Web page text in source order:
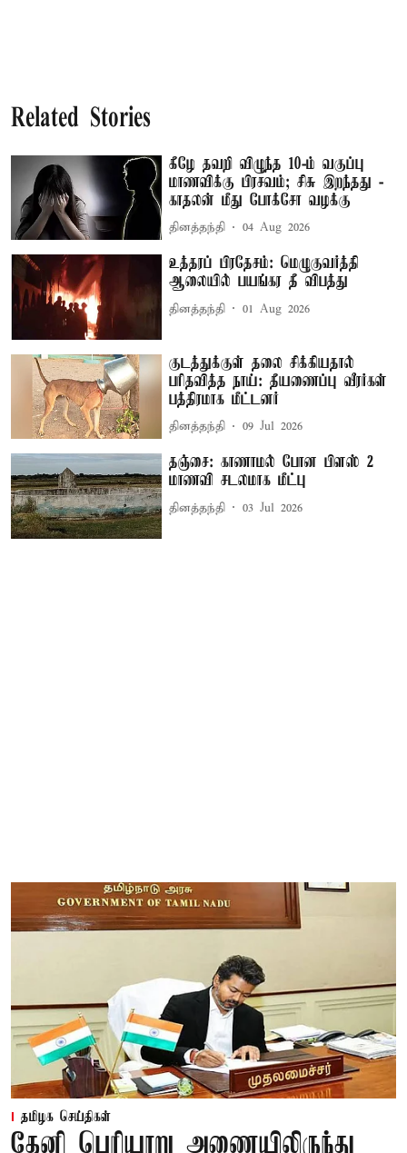
Related Stories
கீழே தவறி விழுந்த 10-ம் வகுப்பு
மாணவிக்கு பிரசவம்; சிசு இறந்தது -
காதலன் மீது போக்சோ வழக்கு
தினத்தந்தி 04 Aug 2026
உத்தரப் பிரதேசம்: மெழுகுவர்த்தி
ஆலையில் பயங்கர தீ விபத்து
தினத்தந்தி 01 Aug 2026
குடத்துக்குள் தலை சிக்கியதால்
பரிதவித்த நாய்: தீயணைப்பு வீரர்கள்
பத்திரமாக மீட்டனர்
தினத்தந்தி 09 Jul 2026
தஞ்சை: காணாமல் போன பிளஸ் 2
மாணவி சடலமாக மீட்பு
தினத்தந்தி 03 Jul 2026
தமிழக செய்திகள்
தேனி பெரியாறு அணையிலிருந்து